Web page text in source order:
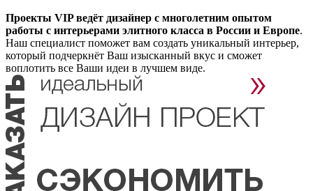
Проекты VIP ведёт дизайнер с многолетним опытом
работы с интерьерами элитного класса в России и Европе.
Наш специалист поможет вам создать уникальный интерьер,
который подчеркнёт Ваш изысканный вкус и сможет
воплотить все Ваши идеи в лучшем виде.